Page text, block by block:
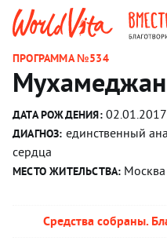
ПРОГРАММА №534
ДАТА РОЖДЕНИЯ:02.01.2017
ДИАГНОЗ: единственный
сердца
МЕСТО ЖИТЕЛЬСТВА: Москва
Средства собраны.